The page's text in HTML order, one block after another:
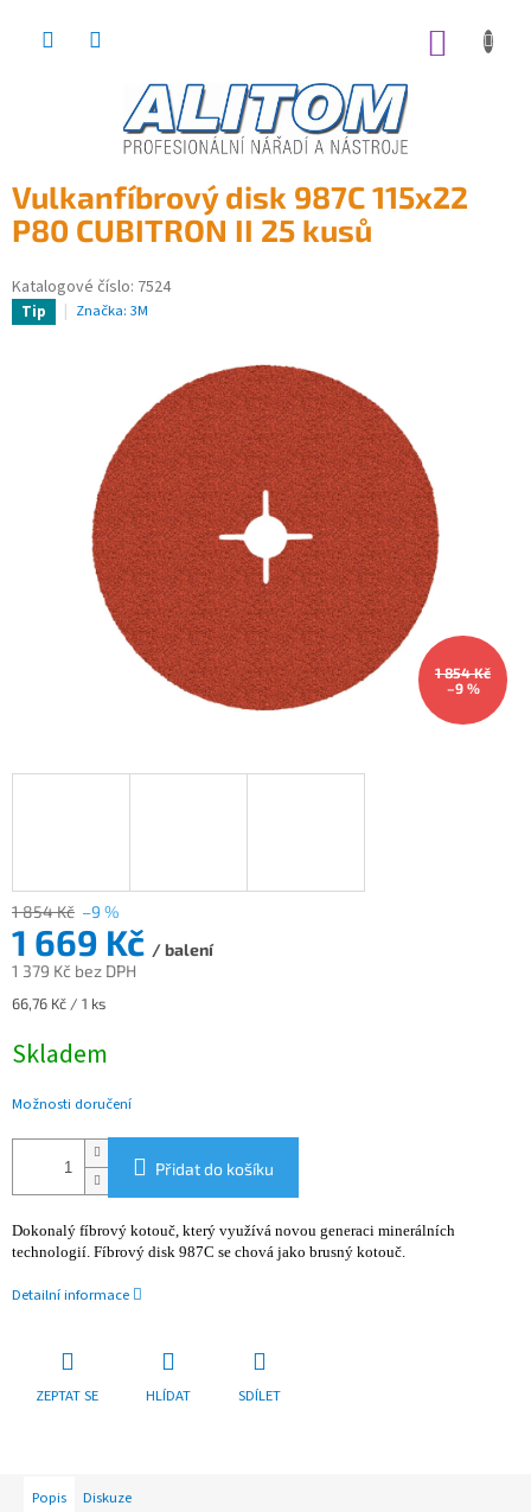
Vulkanfíbrový disk 987C 115x22
P80 CUBITRON II 25 kusů
Katalogové číslo: 7524
Tip Značka: 3M
1 854 Kč
–9 %
1 854 Kč –9 %
1 669 Kč / balení
1 379 Kč bez DPH
Měrná
66,76 Kč / 1 ks
Skladem
Možnosti doručení
Přidat do košíku
Dokonalý fíbrový kotouč, který využívá novou generaci minerálních
technologií. Fíbrový disk 987C se chová jako brusný kotouč.
Detailní informace
ZEPTAT SE HLÍDAT SDÍLET
Popis Diskuze